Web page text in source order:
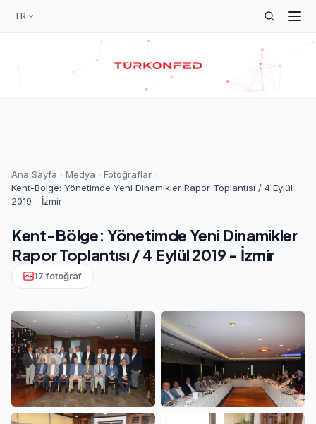
TR
Ana Sayfa Medya
Fotoğraflar
Kent-Bölge: Yönetimde Yeni Dinamikler Rapor Toplantısı / 4 Eylül
2019 - İzmir
Kent-Bölge: Yönetimde Yeni Dinamikler
Rapor Toplantısı / 4 Eylül 2019 - İzmir
17 fotoğraf